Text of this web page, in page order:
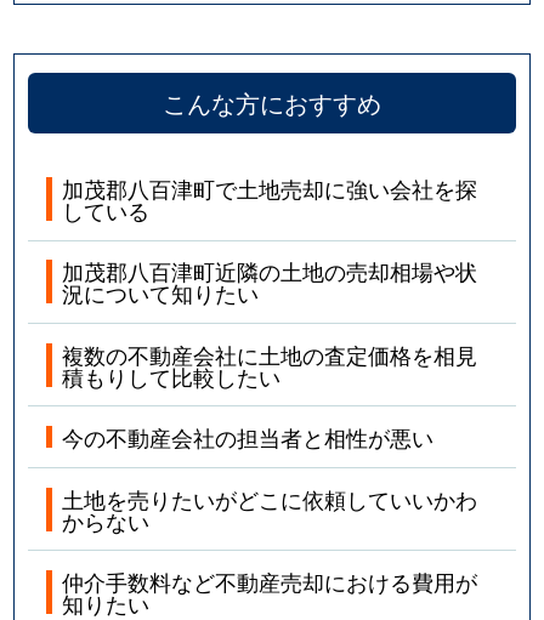
こんな方におすすめ
加茂郡八百津町で土地売却に強い会社を探
している
加茂郡八百津町近隣の土地の売却相場や状
況について知りたい
複数の不動産会社に土地の査定価格を相見
積もりして比較したい
今の不動産会社の担当者と相性が悪い
土地を売りたいがどこに依頼していいかわ
からない
仲介手数料など不動産売却における費用が
知りたい